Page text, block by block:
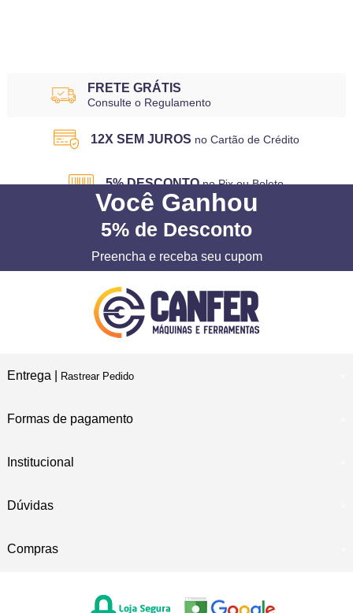
FRETE GRÁTIS
Consulte o Regulamento
12X SEM JUROS no Cartão de Crédito
5% DESCONTO no Pix ou Boleto
Você Ganhou
5% de Desconto
Preencha e receba seu cupom
Entrega | Rastrear Pedido
Formas de pagamento
Institucional
Dúvidas
Compras